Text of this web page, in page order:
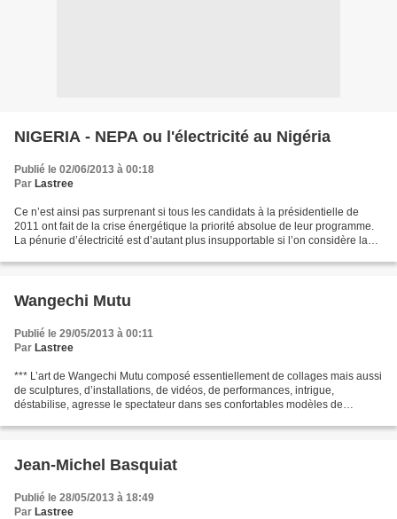
NIGERIA - NEPA ou l'électricité au Nigéria
Publié le 02/06/2013 à 00:18
Par Lastree
Ce n’est ainsi pas surprenant si tous les candidats à la présidentielle de
2011 ont fait de la crise énergétique la priorité absolue de leur programme.
La pénurie d’électricité est d’autant plus insupportable si l’on considère la
Wangechi Mutu
Publié le 29/05/2013 à 00:11
Par Lastree
*** L’art de Wangechi Mutu composé essentiellement de collages mais aussi
de sculptures, d’installations, de vidéos, de performances, intrigue,
déstabilise, agresse le spectateur dans ses confortables modèles de
Jean-Michel Basquiat
Publié le 28/05/2013 à 18:49
Par Lastree